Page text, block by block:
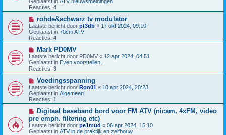
h
t
w
b
i
c
h
Reacties: 4
N
i
e
u
w
b
e
r
i
c
h
rohde&schwarz tv modulator
Laatste bericht door pf3db « 17 okt 2024, 09:10
Geplaatst in 70cm ATV
Reacties: 4
N
i
e
u
w
b
r
i
c
h
Mark PD0MV
Laatste bericht door PD0MV « 12 apr 2024, 04:51
Geplaatst in Even voorstellen...
Reacties: 3
N
i
e
u
w
b
e
r
i
c
Voedingsspanning
Laatste bericht door Ron01 « 10 apr 2024, 20:23
Geplaatst in Algemeen
Reacties: 1
N
e
u
w
Digitaal baseband bord voor FM ATV (nicam, 4xFM, video
pre emph. filtering etc)
Laatste bericht door pe1mud « 06 apr 2024, 15:10
Geplaatst in ATV in de praktijk en zelfbouw